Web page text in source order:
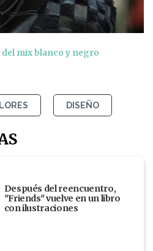
del mix blanco y negro
DISEÑO
Después del reencuentro,
"Friends" vuelve en un libro
con ilustraciones